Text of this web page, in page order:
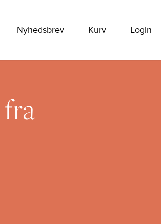
Nyhedsbrev Kurv Login